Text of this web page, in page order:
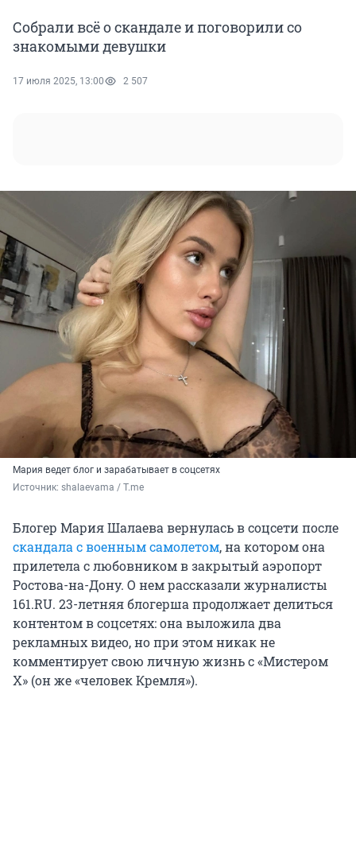
Собрали всё о скандале и поговорили со
знакомыми девушки
17 июля 2025, 13:00 2 507
Мария ведет блог и зарабатывает в соцсетях
Источник: shalaevama / T.me
Блогер Мария Шалаева вернулась в соцсети после
скандала с военным самолетом, на котором она
прилетела с любовником в закрытый аэропорт
Ростова-на-Дону. О нем рассказали журналисты
161.RU. 23-летняя блогерша продолжает делиться
контентом в соцсетях: она выложила два
рекламных видео, но при этом никак не
комментирует свою личную жизнь с «Мистером
Х» (он же «человек Кремля»).